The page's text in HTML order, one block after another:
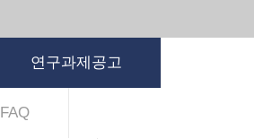
연구과제공고
FAQ